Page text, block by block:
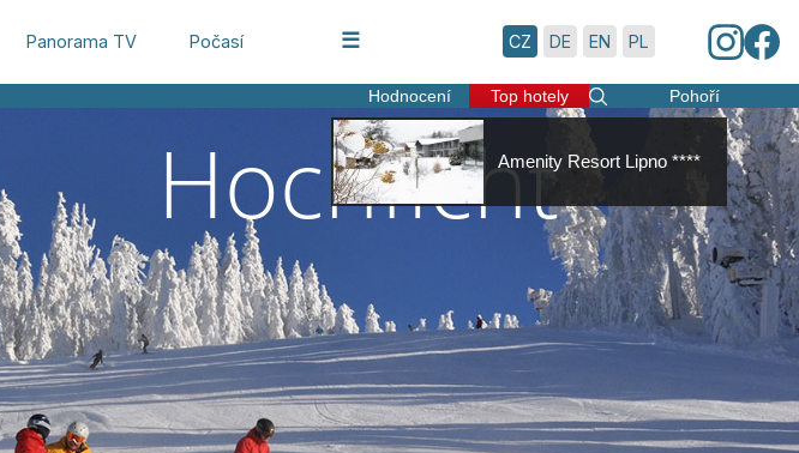
Panorama TV Počasí ☰ CZ DE EN PL
Amenity Resort Lipno ****
Hodnocení Top hotely Pohoří
Hochficht